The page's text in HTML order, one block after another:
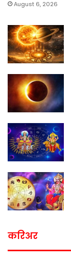
August 6, 2026
करिअर